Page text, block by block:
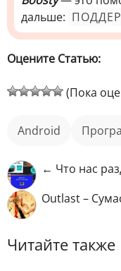
дальше:
Оцените Статью:
(Пока
android
← Что нас
Outlast –
Читайте также